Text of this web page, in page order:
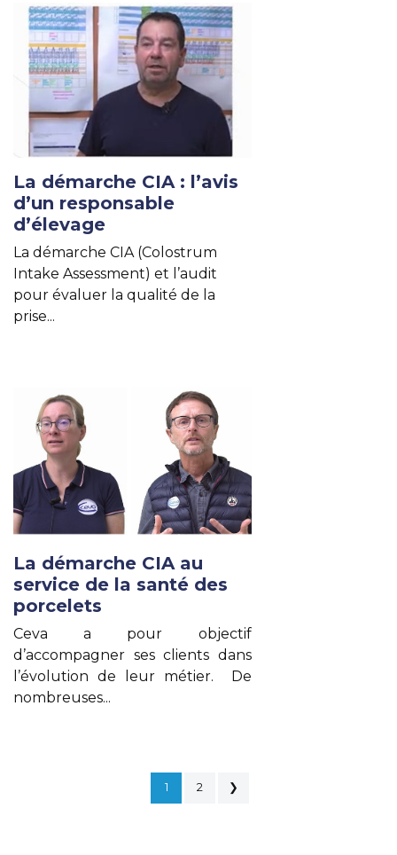
La démarche CIA : l’avis
d’un responsable
d’élevage
La démarche CIA (Colostrum
Intake Assessment) et l’audit
pour évaluer la qualité de la
prise...
La démarche CIA au
service de la santé des
porcelets
Ceva a pour objectif
d’accompagner ses clients dans
l’évolution de leur métier.
De
nombreuses...
1 2 ❯